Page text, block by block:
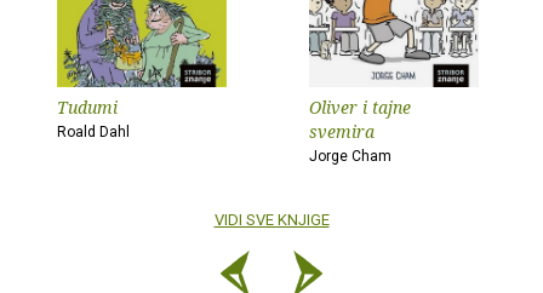
Tudumi
Roald Dahl
Oliver i tajne
svemira
Jorge Cham
VIDI SVE KNJIGE